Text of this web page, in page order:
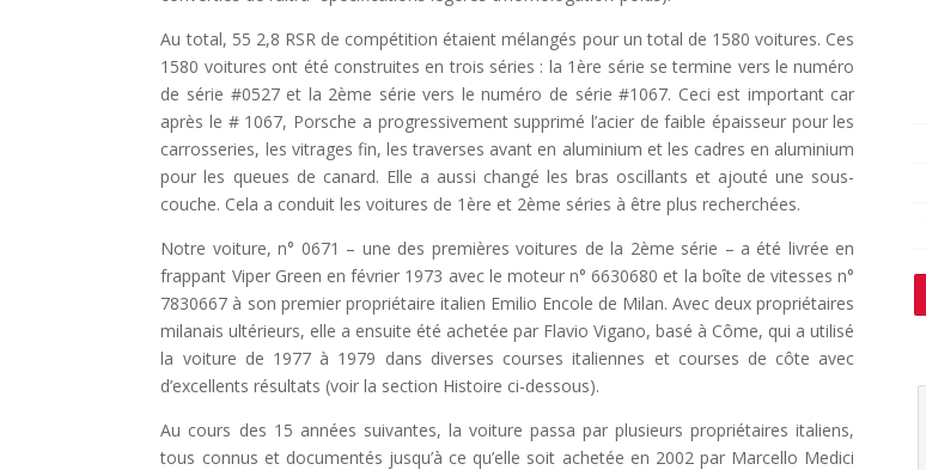
Au total, 55 2,8 RSR de compétition étaient mélangés pour un total de 1580 voitures. Ces
1580 voitures ont été construites en trois séries : la 1ère série se termine vers le numéro
de série #0527 et la 2ème série vers le numéro de série #1067. Ceci est important car
après le # 1067, Porsche a progressivement supprimé l’acier de faible épaisseur pour les
carrosseries, les vitrages fin, les traverses avant en aluminium et les cadres en aluminium
pour les queues de canard. Elle a aussi changé les bras oscillants et ajouté une sous-
couche. Cela a conduit les voitures de 1ère et 2ème séries à être plus recherchées.
Notre voiture, n° 0671 – une des premières voitures de la 2ème série – a été livrée en
frappant Viper Green en février 1973 avec le moteur n° 6630680 et la boîte de vitesses n°
7830667 à son premier propriétaire italien Emilio Encole de Milan. Avec deux propriétaires
milanais ultérieurs, elle a ensuite été achetée par Flavio Vigano, basé à Côme, qui a utilisé
la voiture de 1977 à 1979 dans diverses courses italiennes et courses de côte avec
d’excellents résultats (voir la section Histoire ci-dessous).
Au cours des 15 années suivantes, la voiture passa par plusieurs propriétaires italiens,
tous connus et documentés jusqu’à ce qu’elle soit achetée en 2002 par Marcello Medici